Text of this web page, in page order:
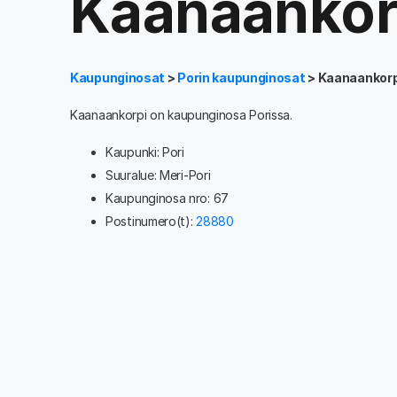
Kaupunginosat > Porin kaupunginosat >
Kaanaankorpi on kaupunginosa Porissa.
Kaupunki: Pori
Suuralue: Meri-Pori
Kaupunginosa nro: 67
Postinumero(t):28880